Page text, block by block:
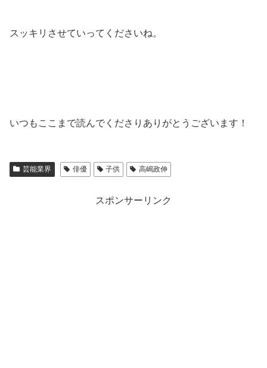
スッキリさせていってくださいね。
いつもここまで読んでくださりありがとうございます！
芸能業界 俳優 子供 高嶋政伸
スポンサーリンク